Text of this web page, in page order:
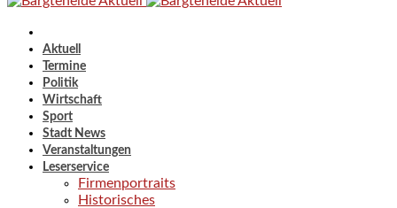
Aktuell
Termine
Politik
Wirtschaft
Sport
Stadt News
Veranstaltungen
Leserservice
Firmenportraits
Historisches